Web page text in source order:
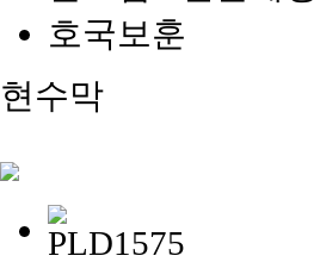
호국보훈
현수막